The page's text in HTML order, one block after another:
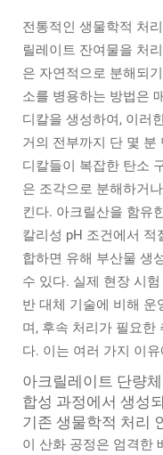
전통적인 생물학적 처
릴레이트 잔여물을 처
은 자연적으로 분해되
소를 병용하는 방법은
디칼을 생성하여, 이러
거의 전부까지 단 몇 분
디칼들이 복잡한 탄소
은 조각으로 분해하거
킨다. 아크릴산을 함유
칼리성 pH 조건에서 적
합하면 유해 부산물 생
수 있다. 실제 현장 시
반 대체 기술에 비해 운
며, 후속 처리가 필요한
다. 이는 여러 가지 이
아크릴레이트 단량
합성 과정에서 생성
기존 생물학적 처리
이 산화 공정은 엄격한